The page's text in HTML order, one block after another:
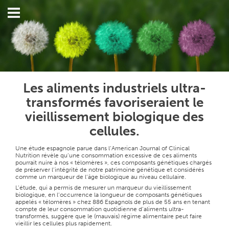
Les aliments industriels ultra-
transformés favoriseraient le
vieillissement biologique des
cellules.
Une étude espagnole parue dans l’American Journal of Clinical
Nutrition révèle qu’une consommation excessive de ces aliments
pourrait nuire à nos « télomères », ces composants génétiques chargés
de préserver l’intégrité de notre patrimoine génétique et considérés
comme un marqueur de l’âge biologique au niveau cellulaire.
L’étude, qui a permis de mesurer un marqueur du vieillissement
biologique, en l’occurrence la longueur de composants génétiques
appelés « télomères » chez 886 Espagnols de plus de 55 ans en tenant
compte de leur consommation quotidienne d’aliments ultra-
transformés, suggère que le (mauvais) régime alimentaire peut faire
vieillir les cellules plus rapidement.